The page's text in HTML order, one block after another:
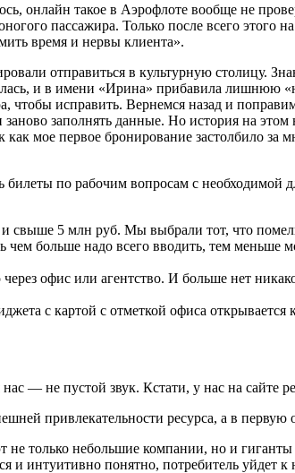
онлайн такое в Аэрофлоте вообще не
пассажира. Только после всего
время и нервы клиента».
отправиться в культурную столицу.
и в имени «Ирина» прибавила лишнюю
чтобы исправить. Вернемся назад и
заполнять данные. Но история на
как мое первое бронирование застолбило
по рабочим вопросам с необходимой
и свыше 5 млн руб. Мы выбрали тот, что
больше надо всего вводить, тем меньше
офис или агентство. И больше нет
с картой с отметкой офиса
— не пустой звук. Кстати, у нас на сайте
привлекательности ресурса, а в первую
только небольшие компании, но и
и интуитивно понятно, потребитель уйдет к